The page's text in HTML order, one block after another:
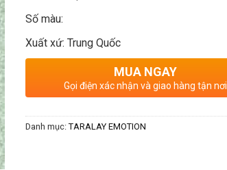
Số màu:
Xuất xứ: Trung Quốc
MUA NGAY
Gọi điện xác nhận và giao hàng tận nơi
Danh mục: TARALAY EMOTION